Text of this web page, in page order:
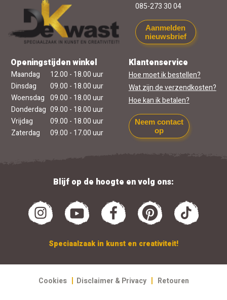
085-273 30 04
Aanmelden
nieuwsbrief
Openingstijden winkel
Maandag
12.00 - 18.00 uur
Dinsdag
09.00 - 18.00 uur
Woensdag 09.00 - 18.00 uur
Donderdag 09.00 - 18.00 uur
Vrijdag
09.00 - 18.00 uur
Zaterdag
09.00 - 17.00 uur
Klantenservice
Hoe moet ik bestellen?
Wat zijn de verzendkosten?
Hoe kan ik betalen?
Neem contact
op
Blijf op de hoogte en volg ons:
Speciaalzaak in kunst en creativiteit!
Cookies | Disclaimer & Privacy | Retouren